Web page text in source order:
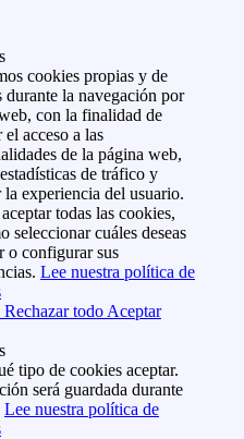
cookies propias y de
durante la navegación por
con la finalidad de
acceso a las
de la página web,
de tráfico y
la experiencia del usuario.
todas las cookies,
seleccionar cuáles deseas
o configurar sus
Lee nuestra política de
Rechazar todo Aceptar
tipo de cookies aceptar.
será guardada durante
Lee nuestra política de